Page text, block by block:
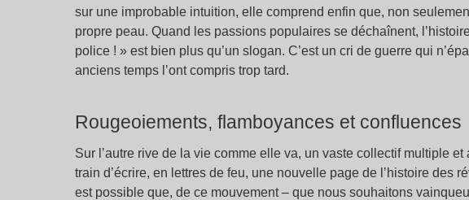
sur une improbable intuition, elle comprend enfin que, non
propre peau. Quand les passions populaires se déchaînent,
police ! » est bien plus qu’un slogan. C’est un cri de guerre qui
anciens temps l’ont compris trop tard.
Rougeoiements, flamboyances et confluences
Sur l’autre rive de la vie comme elle va, un vaste collectif multiple
train d’écrire, en lettres de feu, une nouvelle page de l’histoire des
est possible que, de ce mouvement – que nous souhaitons